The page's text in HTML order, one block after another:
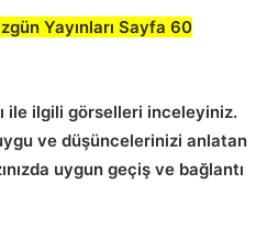
Yayınları Sayfa 60
ile ilgili görselleri inceleyiniz.
ve düşüncelerinizi anlatan
uygun geçiş ve bağlantı